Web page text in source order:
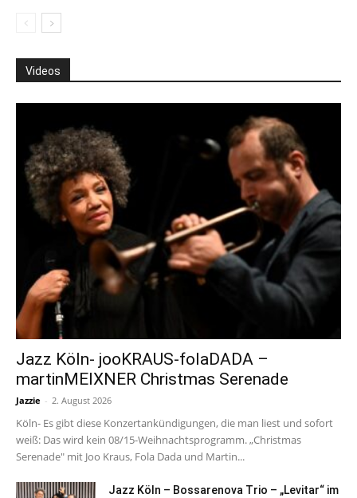
Videos
Jazz Köln- jooKRAUS-folaDADA –
martinMEIXNER Christmas Serenade
Jazzie - 2. August 2026
Köln- Es gibt diese Konzertankündigungen, die man liest und sofort
weiß: Das wird kein 08/15-Weihnachtsprogramm. „Christmas
Serenade" mit Joo Kraus, Fola Dada und Martin...
Jazz Köln – Bossarenova Trio – „Levitar“ im